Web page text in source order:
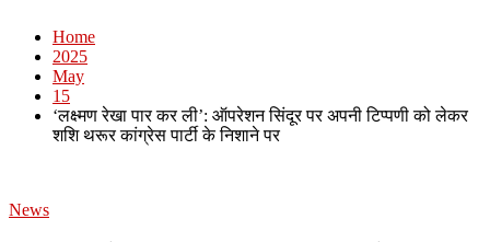
Home
2025
May
15
‘लक्ष्मण रेखा पार कर ली’: ऑपरेशन सिंदूर पर अपनी टिप्पणी को लेकर
शशि थरूर कांग्रेस पार्टी के निशाने पर
News